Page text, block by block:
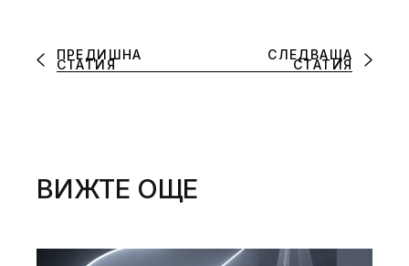
ПРЕДИШНА
СТАТИЯ
СЛЕДВАЩА
СТАТИЯ
ВИЖТЕ ОЩЕ